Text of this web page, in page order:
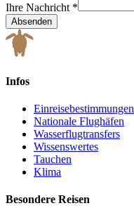
Ihre Nachricht *
Absenden
Infos
Einreisebestimmungen
Nationale Flughäfen
Wasserflugtransfers
Wissenswertes
Tauchen
Klima
Besondere Reisen